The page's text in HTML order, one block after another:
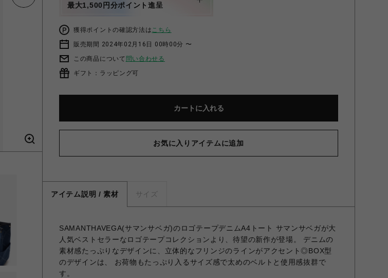
最大1,500円分ポイント進呈
獲得ポイントの確認方法はこちら
販売期間 2024年02月16日 00時00分 〜
この商品について 問い合わせる
ギフト：ラッピング可
カートに入れる
お気に入りアイテムに追加
アイテム説明 / 素材 サイズ
SAMANTHAVEGA(サマンサベガ)のロゴテープデニムA4トート サマンサベガが大
人気ベストセラーなロゴテープコレクションより、待望の新作が登場。 デニムの
素材感たっぷりなデザインに、立体的なフリンジのラインがアクセント◎BOX型
のデザインは、 お荷物もたっぷり入るサイズ感で太めのベルトと使用感抜群で
す。